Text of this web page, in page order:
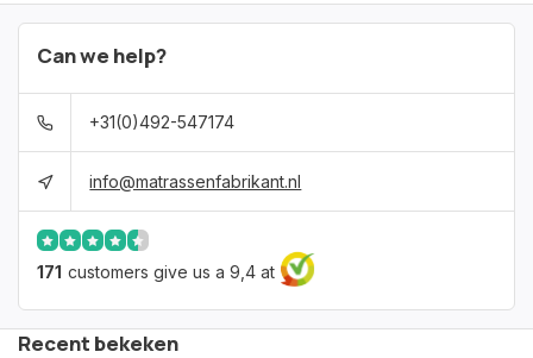
Can we help?
+31(0)492-547174
info@matrassenfabrikant.nl
171 customers give us a 9,4 at
Recent bekeken